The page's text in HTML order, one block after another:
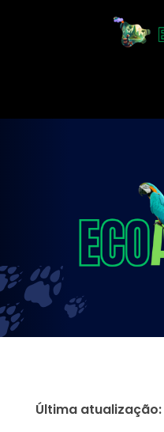
Projeto Ecoaprender
Educação Ambiental
Última atualização: